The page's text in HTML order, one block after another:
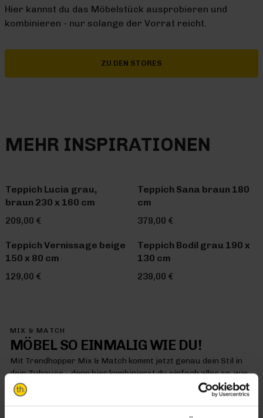
Hier kannst du das Möbelstück ausprobieren und
kombinieren - nur solange der Vorrat reicht.
ZU DEN STORES
MEHR INSPIRATIONEN
Teppich Lucia grau,
braun 230 x 160 cm
209,00 €
Teppich Sana braun 180
cm
379,00 €
Teppich Vernissage beige
150 x 80 cm
129,00 €
Teppich Bodil grau 190 x
130 cm
239,00 €
MIX & MATCH
MÖBEL SO EINMALIG WIE DU!
Mit Trendhopper Mix & Match kommt jetzt genau dein Stil in
dein Zuhause – denn hier kombinierst du einfach alles so, wie
es dir gefällt
MIX & MATCH DICH HAPPY